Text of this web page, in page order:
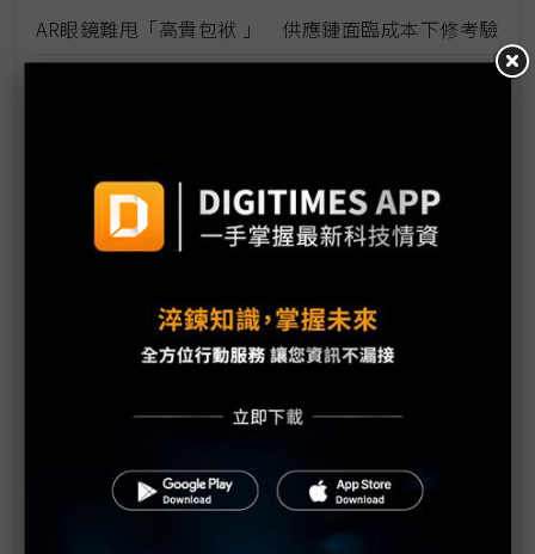
AR眼鏡難甩「高貴包袱 」 供應鏈面臨成本下修考驗
智慧眼鏡處理器薑是老的辣 高通、聯發科與蘋果各
自發力
阿里巴巴領軍中國AI眼鏡生態 正面迎戰Meta、三星
Meta縮減XR版圖背後的戰略反思與未來押注
智慧眼鏡2026邁向三強鼎立 AR眼鏡爆發期要再等3
光波導技術邁入深水區 台廠精密光學迎來新成長曲